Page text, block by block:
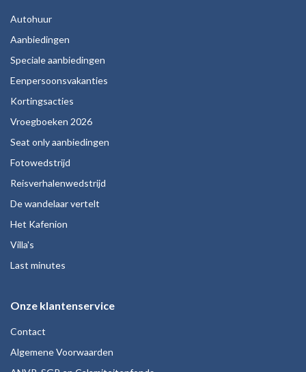
Autohuur
Aanbiedingen
Speciale aanbiedingen
Eenpersoonsvakanties
Kortingsacties
Vroegboeken 2026
Seat only aanbiedingen
Fotowedstrijd
Reisverhalenwedstrijd
De wandelaar vertelt
Het Kafenion
Villa's
Last minutes
Onze klantenservice
Contact
Algemene Voorwaarden